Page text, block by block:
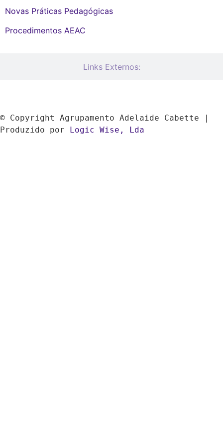
Links Externos:
Novas Práticas Pedagógicas
Procedimentos AEAC
© Copyright Agrupamento Adelaide Cabette |
Produzido por Logic Wise, Lda